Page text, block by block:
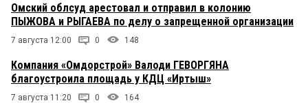
Омский облсуд арестовал и отправил в колонию
ПЫЖОВА и РЫГАЕВА по делу о запрещенной организации
7 августа 12:00 0 148
Компания «Омдорстрой» Валоди ГЕВОРГЯНА
благоустроила площадь у КДЦ «Иртыш»
7 августа 11:20 0 164